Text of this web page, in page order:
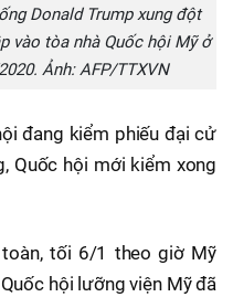
Donald Trump xung đột
vào tòa nhà Quốc hội Mỹ ở
Ảnh: AFP/TTXVN
đang kiểm phiếu đại cử
Quốc hội mới kiểm xong
tối 6/1 theo giờ Mỹ
hội lưỡng viện Mỹ đã